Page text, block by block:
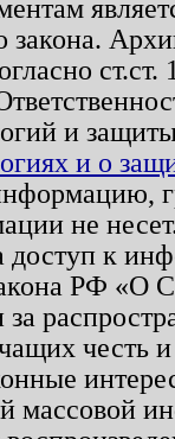
закона.
и
и о
не
доступ к
РФ «О
за
честь
массовой